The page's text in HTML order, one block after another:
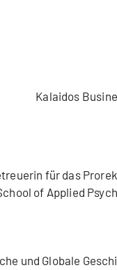
Kalaidos
für das
of Applied
und Globale